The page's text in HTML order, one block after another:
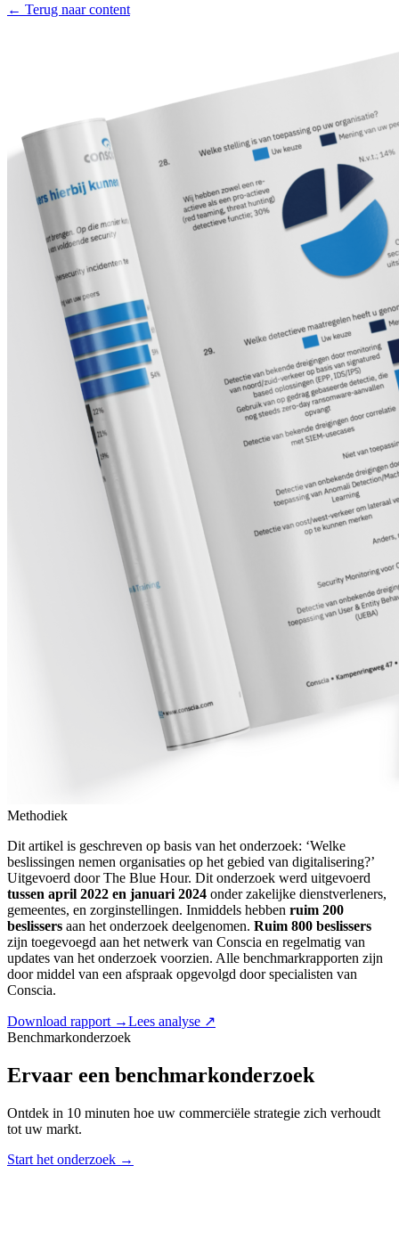
← Terug naar content
Methodiek
Dit artikel is geschreven op basis van het onderzoek: ‘Welke
beslissingen nemen organisaties op het gebied van digitalisering?’
Uitgevoerd door The Blue Hour. Dit onderzoek werd uitgevoerd
tussen april 2022 en januari 2024 onder zakelijke dienstverleners,
gemeentes, en zorginstellingen. Inmiddels hebben ruim 200
beslissers aan het onderzoek deelgenomen. Ruim 800 beslissers
zijn toegevoegd aan het netwerk van Conscia en regelmatig van
updates van het onderzoek voorzien. Alle benchmarkrapporten zijn
door middel van een afspraak opgevolgd door specialisten van
Conscia.
Download rapport →Lees analyse ↗
Benchmarkonderzoek
Ervaar een benchmarkonderzoek
Ontdek in 10 minuten hoe uw commerciële strategie zich verhoudt
tot uw markt.
Start het onderzoek →